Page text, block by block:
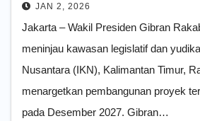
JAN 2, 2026
Jakarta – Wakil Presiden Gibran
meninjau kawasan legislatif dan
Nusantara (IKN), Kalimantan Timur,
menargetkan pembangunan proyek
pada Desember 2027. Gibran…